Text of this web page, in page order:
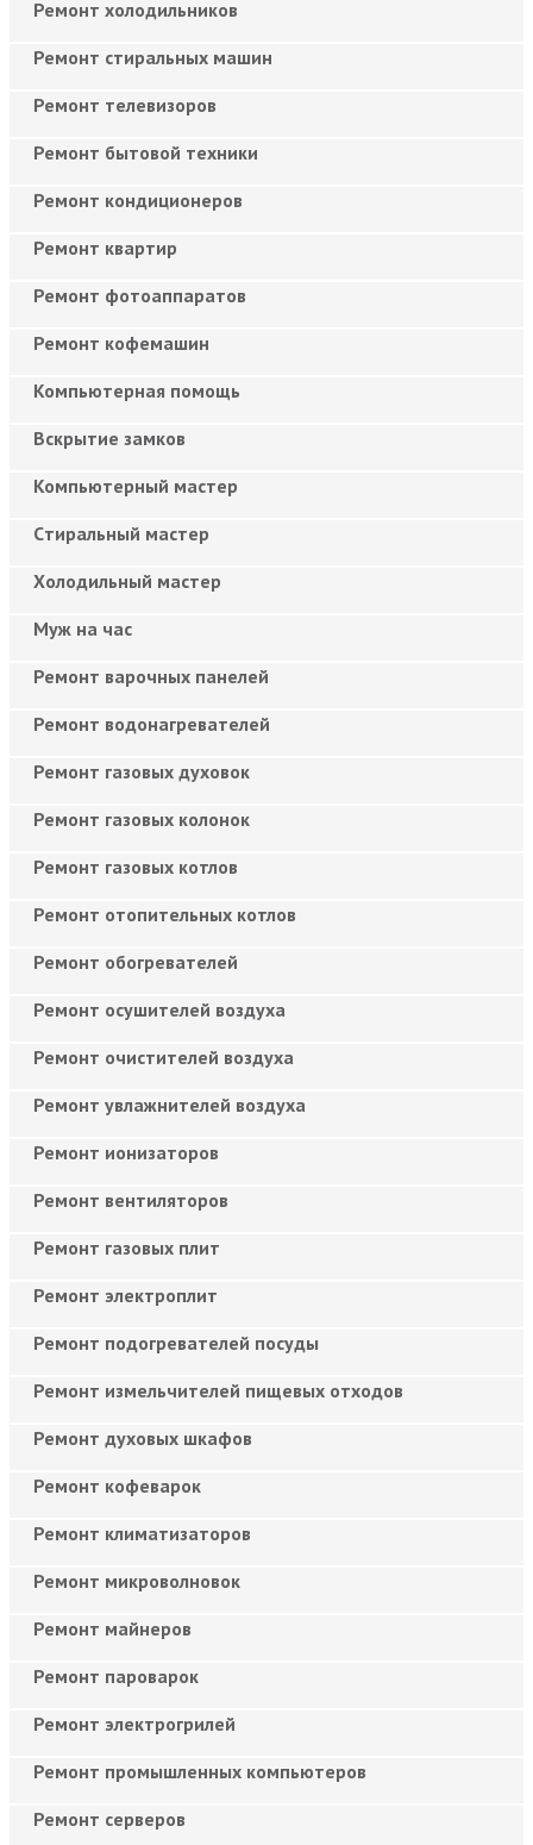
Ремонт холодильников
Ремонт стиральных машин
Ремонт телевизоров
Ремонт бытовой техники
Ремонт кондиционеров
Ремонт квартир
Ремонт фотоаппаратов
Ремонт кофемашин
Компьютерная помощь
Вскрытие замков
Компьютерный мастер
Cтиральный мастер
Холодильный мастер
Муж на час
Ремонт варочных панелей
Ремонт водонагревателей
Ремонт газовых духовок
Ремонт газовых колонок
Ремонт газовых котлов
Ремонт отопительных котлов
Ремонт обогревателей
Ремонт осушителей воздуха
Ремонт очистителей воздуха
Ремонт увлажнителей воздуха
Ремонт ионизаторов
Ремонт вентиляторов
Ремонт газовых плит
Ремонт электроплит
Ремонт подогревателей посуды
Ремонт измельчителей пищевых отходов
Ремонт духовых шкафов
Ремонт кофеварок
Ремонт климатизаторов
Ремонт микроволновок
Ремонт майнеров
Ремонт пароварок
Ремонт электрогрилей
Ремонт промышленных компьютеров
Ремонт серверов